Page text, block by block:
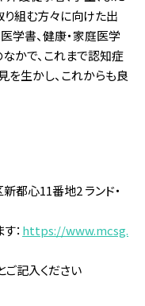
り組む方々に向けた出
学書、健康・家庭医学
かで、これまで認知症
を生かし、これからも良
都心11番地2 ランド・
： https://www.mcsg.
ご記入ください